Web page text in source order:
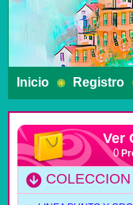
Inicio Registro
Ver
COLECCION